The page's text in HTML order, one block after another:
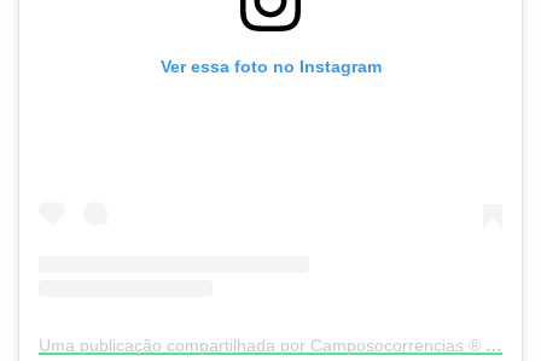
Ver essa foto no Instagram
Uma publicação compartilhada por Camposocorrencias ®️ (@camposocorrenciasnews)